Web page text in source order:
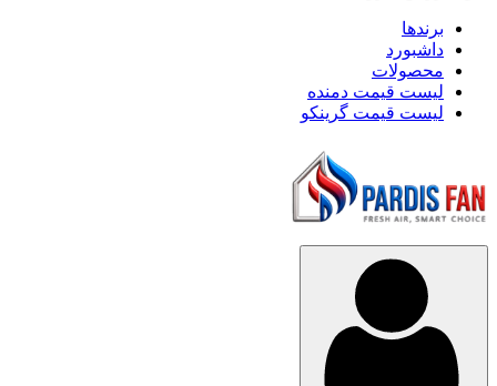
برندها
داشبورد
محصولات
لیست قیمت دمنده
لیست قیمت گرینکو